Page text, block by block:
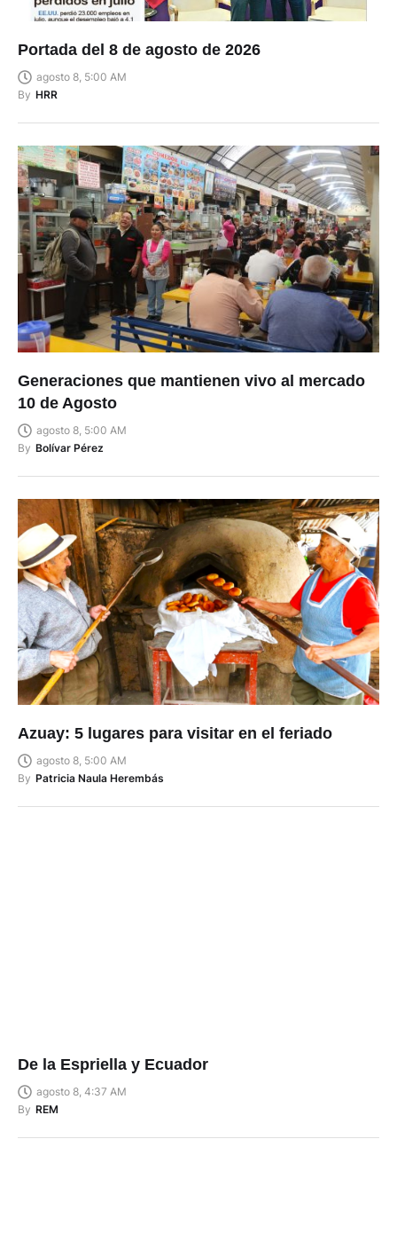
Portada del 8 de agosto de 2026
agosto 8, 5:00 AM
By HRR
Generaciones que mantienen vivo al mercado
10 de Agosto
agosto 8, 5:00 AM
By Bolívar Pérez
Azuay: 5 lugares para visitar en el feriado
agosto 8, 5:00 AM
By Patricia Naula Herembás
De la Espriella y Ecuador
agosto 8, 4:37 AM
By REM